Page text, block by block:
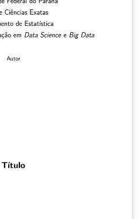
esteja seguindo). Caso
o editar para